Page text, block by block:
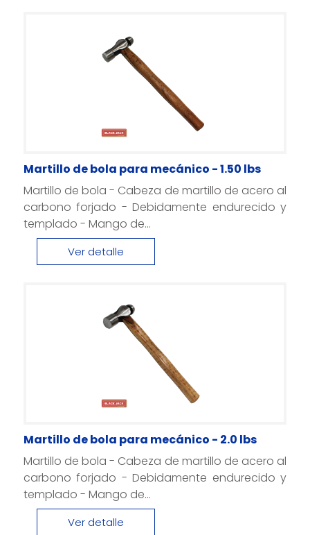
Martillo de bola para mecánico - 1.50 lbs
Martillo de bola - Cabeza de martillo de acero al
carbono forjado - Debidamente endurecido y
templado - Mango de...
Ver detalle
Martillo de bola para mecánico - 2.0 lbs
Martillo de bola - Cabeza de martillo de acero al
carbono forjado - Debidamente endurecido y
templado - Mango de...
Ver detalle